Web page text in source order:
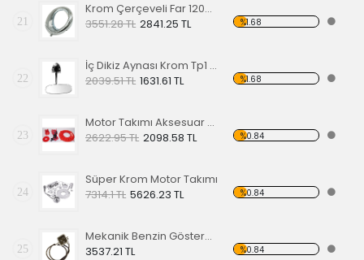
21
Krom Çerçeveli Far 1200 60-67
3551.28 TL 2841.25 TL %1.68
22
İç Dikiz Aynası Krom Tp1 58-64
2039.51 TL 1631.61 TL %1.68
23
Motor Takımı Aksesuar Kiti Kırmızı
2622.95 TL 2098.58 TL %0.84
24
Süper Krom Motor Takımı
7314.1 TL 5626.23 TL %0.84
25
Mekanik Benzin Göstergesi 1962-1967 Model OE 113919029
3537.21 TL
%0.84